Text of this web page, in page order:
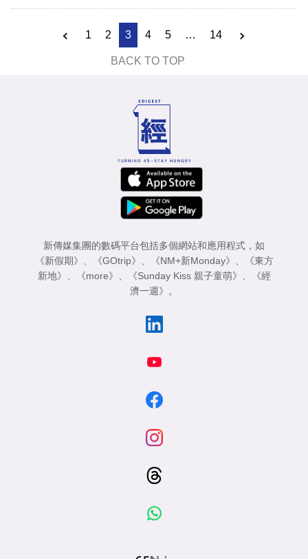
1 2 3 4 5 … 14
BACK TO TOP
新傳媒集團的數碼平台包括多個網站和應用程式，如
《新假期》 、 《GOtrip》 、 《NM+新Monday》 、
《東方
新地》 、 《more》 、 《Sunday Kiss 親子童萌》 、
《經
濟一週》 。